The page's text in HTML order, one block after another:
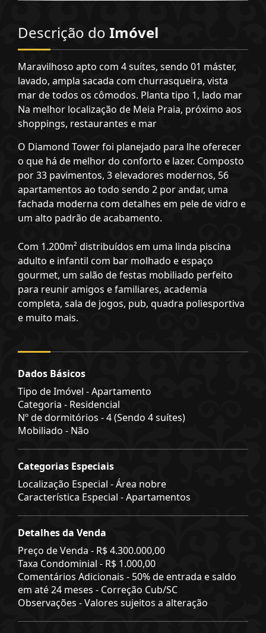
Descrição do Imóvel
Maravilhoso apto com 4 suítes, sendo 01 máster,
lavado, ampla sacada com churrasqueira, vista
mar de todos os cômodos. Planta tipo 1, lado mar
Na melhor localização de Meia Praia, próximo aos
shoppings, restaurantes e mar
O Diamond Tower foi planejado para lhe oferecer
o que há de melhor do conforto e lazer. Composto
por 33 pavimentos, 3 elevadores modernos, 56
apartamentos ao todo sendo 2 por andar, uma
fachada moderna com detalhes em pele de vidro e
um alto padrão de acabamento.
Com 1.200m² distribuídos em uma linda piscina
adulto e infantil com bar molhado e espaço
gourmet, um salão de festas mobiliado perfeito
para reunir amigos e familiares, academia
completa, sala de jogos, pub, quadra poliesportiva
e muito mais.
Dados Básicos
Tipo de Imóvel - Apartamento
Categoria - Residencial
Nº de dormitórios - 4 (Sendo 4 suítes)
Mobiliado - Não
Categorias Especiais
Localização Especial - Área nobre
Característica Especial - Apartamentos
Detalhes da Venda
Preço de Venda - R$ 4.300.000,00
Taxa Condominial - R$ 1.000,00
Comentários Adicionais - 50% de entrada e saldo
em até 24 meses - Correção Cub/SC
Observações - Valores sujeitos a alteração